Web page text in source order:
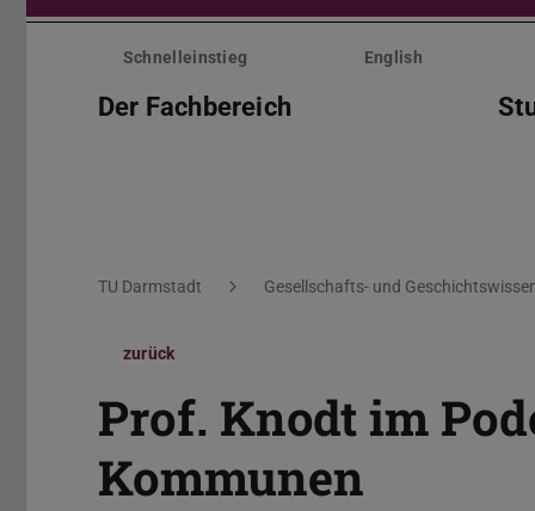
Menü
überspringenSchnelleinstieg English
Der Fachbereich
Sie befinden sich hier:
TU Darmstadt Gesellschafts- und
zurück
Prof. Knodt im
Kommunen